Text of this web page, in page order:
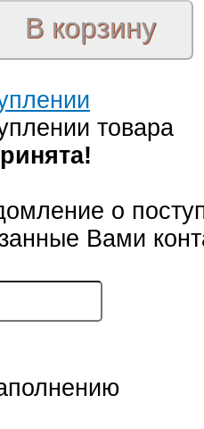
товара
о
Вами